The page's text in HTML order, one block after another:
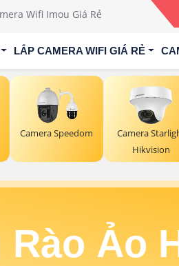
Wifi Imou Giá Rẻ
LẮP CAMERA WIFI GIÁ RẺ
Camera Speedom
Camera
Hikvision
Rào Ảo